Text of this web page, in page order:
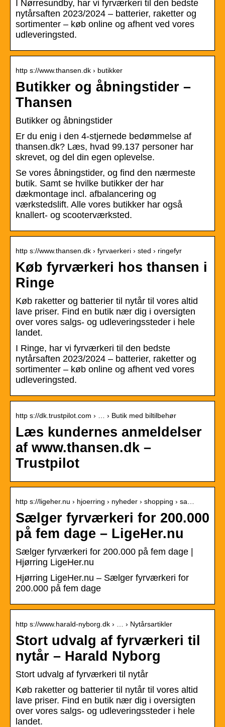
I Nørresundby, har vi fyrværkeri til den bedste
nytårsaften 2023/2024 – batterier, raketter og
sortimenter – køb online og afhent ved vores
udleveringsted.
http s://www.thansen.dk › butikker
Butikker og åbningstider –
Thansen
Butikker og åbningstider
Er du enig i den 4-stjernede bedømmelse af
thansen.dk? Læs, hvad 99.137 personer har
skrevet, og del din egen oplevelse.
Se vores åbningstider, og find den nærmeste
butik. Samt se hvilke butikker der har
dækmontage incl. afbalancering og
værkstedslift. Alle vores butikker har også
knallert- og scooterværksted.
http s://www.thansen.dk › fyrvaerkeri › sted › ringefyr
Køb fyrværkeri hos thansen i
Ringe
Køb raketter og batterier til nytår til vores altid
lave priser. Find en butik nær dig i oversigten
over vores salgs- og udleveringssteder i hele
landet.
I Ringe, har vi fyrværkeri til den bedste
nytårsaften 2023/2024 – batterier, raketter og
sortimenter – køb online og afhent ved vores
udleveringsted.
http s://dk.trustpilot.com › … › Butik med biltilbehør
Læs kundernes anmeldelser
af www.thansen.dk –
Trustpilot
http s://ligeher.nu › hjoerring › nyheder › shopping › sa…
Sælger fyrværkeri for 200.000
på fem dage – LigeHer.nu
Sælger fyrværkeri for 200.000 på fem dage |
Hjørring LigeHer.nu
Hjørring LigeHer.nu – Sælger fyrværkeri for
200.000 på fem dage
http s://www.harald-nyborg.dk › … › Nytårsartikler
Stort udvalg af fyrværkeri til
nytår – Harald Nyborg
Stort udvalg af fyrværkeri til nytår
Køb raketter og batterier til nytår til vores altid
lave priser. Find en butik nær dig i oversigten
over vores salgs- og udleveringssteder i hele
landet.